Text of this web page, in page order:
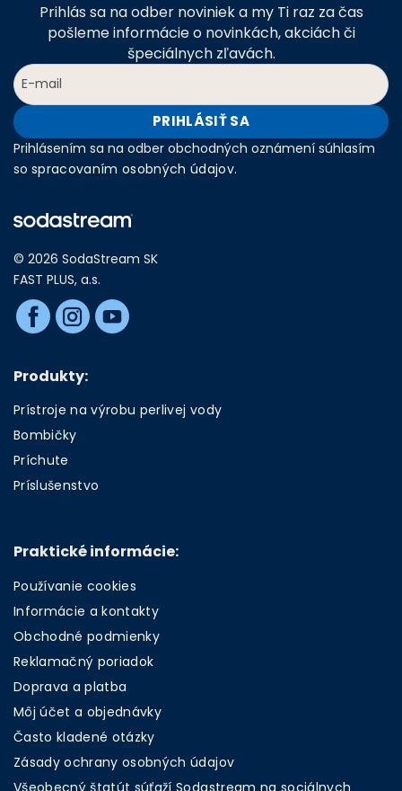
Prihlás sa na odber noviniek a my Ti raz za čas
pošleme informácie o novinkách, akciách či
špeciálnych zľavách.
PRIHLÁSIŤ SA
Prihlásením sa na odber obchodných oznámení súhlasím
so spracovaním osobných údajov.
© 2026 SodaStream SK
FAST PLUS, a.s.
Produkty:
Prístroje na výrobu perlivej vody
Bombičky
Príchute
Príslušenstvo
Praktické informácie:
Používanie cookies
Informácie a kontakty
Obchodné podmienky
Reklamačný poriadok
Doprava a platba
Môj účet a objednávky
Často kladené otázky
Zásady ochrany osobných údajov
Všeobecný štatút súťaží Sodastream na sociálnych